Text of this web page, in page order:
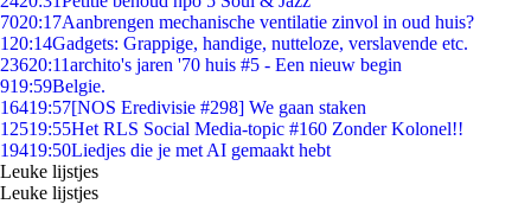
7020:17Aanbrengen mechanische ventilatie zinvol in oud huis?
1 20:14Gadgets: Grappige, handige, nutteloze, verslavende etc.
23620:11archito's jaren '70 huis #5 - Een nieuw begin
919:59Belgie.
16419:57[NOS Eredivisie #298] We gaan staken
12519:55Het RLS Social Media-topic #160 Zonder Kolonel!!
19419:50Liedjes die je met AI gemaakt hebt
Leuke lijstjes
Leuke lijstjes